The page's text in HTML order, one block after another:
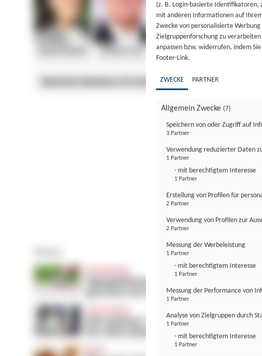
(z. B. Login-basierte
mit anderen Informationen auf
Zwecke von personalisierte
Zielgruppenforschung zu
anpassen bzw. widerrufen, indem
Footer-Link.
ZWECKE PARTNER
Allgemein Zwecke (7)
Speichern von oder Zugriff auf
3 Partner
Verwendung reduzierter Daten
1 Partner
- mit berechtigtem Interesse
1 Partner
Erstellung von Profilen für
2 Partner
Verwendung von Profilen zur
2 Partner
Messung der Werbeleistung
1 Partner
- mit berechtigtem Interesse
1 Partner
Messung der Performance von
1 Partner
Analyse von Zielgruppen durch
1 Partner
- mit berechtigtem Interesse
1 Partner